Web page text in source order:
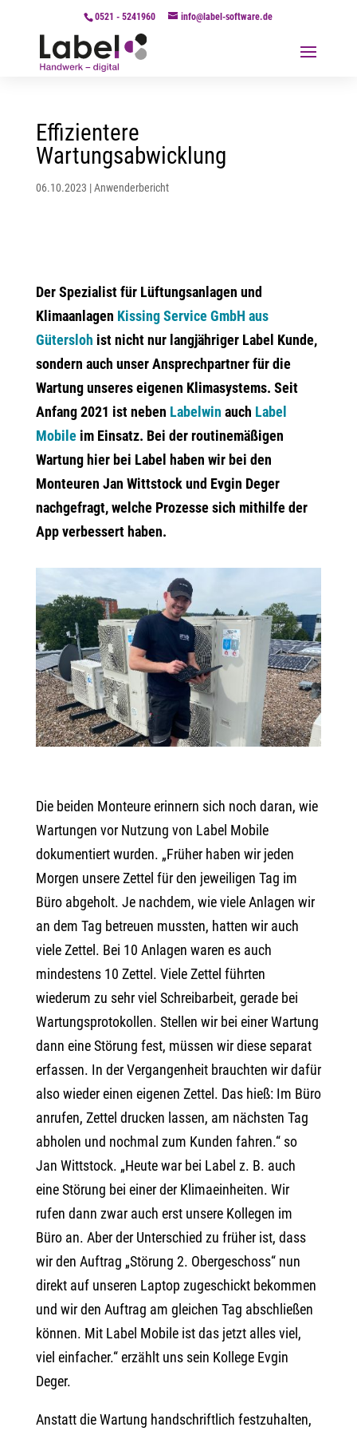
0521 - 5241960 info@label-software.de
Effizientere
Wartungsabwicklung
06.10.2023 |Anwenderbericht
Der Spezialist für Lüftungsanlagen und
Klimaanlagen Kissing Service GmbH aus
Gütersloh ist nicht nur langjähriger Label Kunde,
sondern auch unser Ansprechpartner für die
Wartung unseres eigenen Klimasystems. Seit
Anfang 2021 ist neben Labelwin auch Label
Mobileim Einsatz. Bei der routinemäßigen
Wartung hier bei Label haben wir bei den
Monteuren Jan Wittstock und Evgin Deger
nachgefragt, welche Prozesse sich mithilfe der
App verbessert haben.
Die beiden Monteure erinnern sich noch daran, wie
Wartungen vor Nutzung von Label Mobile
dokumentiert wurden. „Früher haben wir jeden
Morgen unsere Zettel für den jeweiligen Tag im
Büro abgeholt. Je nachdem, wie viele Anlagen wir
an dem Tag betreuen mussten, hatten wir auch
viele Zettel. Bei 10 Anlagen waren es auch
mindestens 10 Zettel. Viele Zettel führten
wiederum zu sehr viel Schreibarbeit, gerade bei
Wartungsprotokollen. Stellen wir bei einer Wartung
dann eine Störung fest, müssen wir diese separat
erfassen. In der Vergangenheit brauchten wir dafür
also wieder einen eigenen Zettel. Das hieß: Im Büro
anrufen, Zettel drucken lassen, am nächsten Tag
abholen und nochmal zum Kunden fahren.“ so
Jan Wittstock. „Heute war bei Label z. B. auch
eine Störung bei einer der Klimaeinheiten. Wir
rufen dann zwar auch erst unsere Kollegen im
Büro an. Aber der Unterschied zu früher ist, dass
wir den Auftrag „Störung 2. Obergeschoss“ nun
direkt auf unseren Laptop zugeschickt bekommen
und wir den Auftrag am gleichen Tag abschließen
können. Mit Label Mobile ist das jetzt alles viel,
viel einfacher.“ erzählt uns sein Kollege Evgin
Deger.
Anstatt die Wartung handschriftlich festzuhalten,